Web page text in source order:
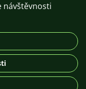
DE
© 2026 For Aquarist
návštěvnosti